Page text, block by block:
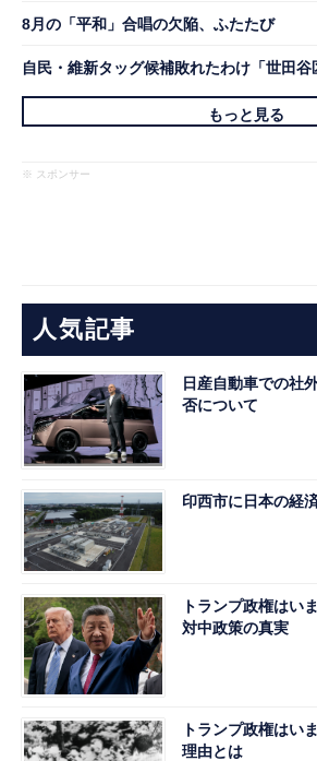
8月の「平和」合唱の欠陥、ふたたび
自民・維新タッグ候補敗れたわけ「世田谷
もっと見る
※ スポンサー
人気記事
日産自動車での社
否について
印西市に日本の経
トランプ政権はい
対中政策の真実
トランプ政権はい
理由とは